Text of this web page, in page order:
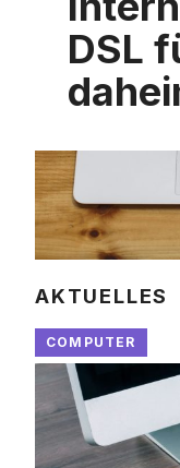
DSL
AKTUELLES
COMPUTER